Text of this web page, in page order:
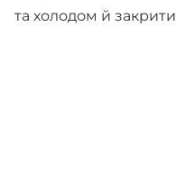
та холодом й